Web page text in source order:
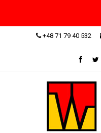
+48 71 79 40 532